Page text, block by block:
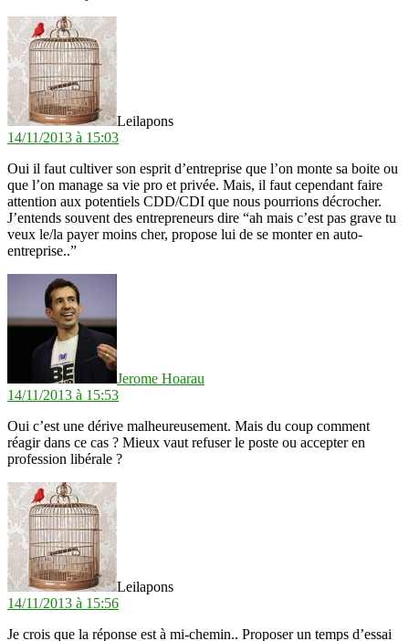
Leilapons
14/11/2013 à 15:03
Oui il faut cultiver son esprit d’entreprise que l’on monte sa boite ou
que l’on manage sa vie pro et privée. Mais, il faut cependant faire
attention aux potentiels CDD/CDI que nous pourrions décrocher.
J’entends souvent des entrepreneurs dire “ah mais c’est pas grave tu
veux le/la payer moins cher, propose lui de se monter en auto-
entreprise..”
Jerome Hoarau
14/11/2013 à 15:53
Oui c’est une dérive malheureusement. Mais du coup comment
réagir dans ce cas ? Mieux vaut refuser le poste ou accepter en
profession libérale ?
Leilapons
14/11/2013 à 15:56
Je crois que la réponse est à mi-chemin.. Proposer un temps d’essai